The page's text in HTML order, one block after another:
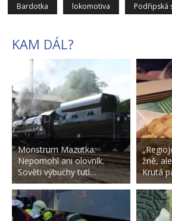
Bardotka lokomotiva Podřipská
KAM DÁL?
Monstrum Mazutka:
Nepomohl ani olovník.
Sověti výbuchy tutl…
žně,
Krutá